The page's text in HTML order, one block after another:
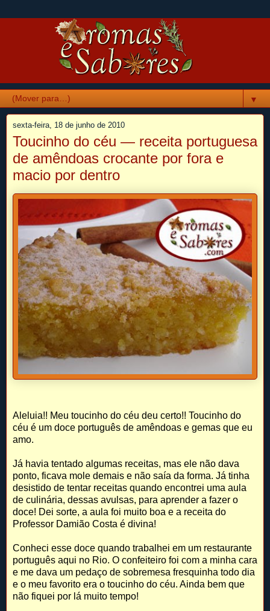
▼
sexta-feira, 18 de junho de 2010
Toucinho do céu — receita portuguesa
de amêndoas crocante por fora e
macio por dentro
Aleluia!! Meu toucinho do céu deu certo!! Toucinho do
céu é um doce português de amêndoas e gemas que eu
amo.
Já havia tentado algumas receitas, mas ele não dava
ponto, ficava mole demais e não saía da forma. Já tinha
desistido de tentar receitas quando encontrei uma aula
de culinária, dessas avulsas, para aprender a fazer o
doce! Dei sorte, a aula foi muito boa e a receita do
Professor Damião Costa é divina!
Conheci esse doce quando trabalhei em um restaurante
português aqui no Rio. O confeiteiro foi com a minha cara
e me dava um pedaço de sobremesa fresquinha todo dia
e o meu favorito era o toucinho do céu. Ainda bem que
não fiquei por lá muito tempo!